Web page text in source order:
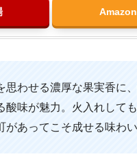
Amazon
思わせる濃厚な果実香に
酸味が魅力。火入れして
があってこそ成せる味わい